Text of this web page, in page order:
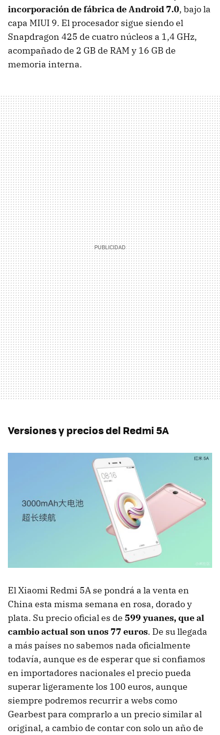
incorporación de fábrica de Android 7.0, bajo la
capa MIUI 9. El procesador sigue siendo el
Snapdragon 425 de cuatro núcleos a 1,4 GHz,
acompañado de 2 GB de RAM y 16 GB de
memoria interna.
Versiones y precios del Redmi 5A
El Xiaomi Redmi 5A se pondrá a la venta en
China esta misma semana en rosa, dorado y
plata. Su precio oficial es de 599 yuanes, que al
cambio actual son unos 77 euros. De su llegada
a más países no sabemos nada oficialmente
todavía, aunque es de esperar que si confiamos
en importadores nacionales el precio pueda
superar ligeramente los 100 euros, aunque
siempre podremos recurrir a webs como
Gearbest para comprarlo a un precio similar al
original, a cambio de contar con solo un año de